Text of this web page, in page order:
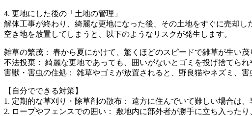
4. 更地にした後の「土地の管理」
解体工事が終わり、綺麗な更地になった後、その土地をすぐに売却
空き地を放置してしまうと、以下のようなリスクが発生します。
雑草の繁茂： 春から夏にかけて、驚くほどのスピードで雑草が生い
不法投棄： 綺麗な更地であっても、囲いがないとゴミを投げ捨てられ
害獣・害虫の住処： 雑草やゴミが放置されると、野良猫やネズミ、害
【自分でできる対策】
1. 定期的な草刈り・除草剤の散布： 遠方に住んでいて難しい場合は
2. ロープやフェンスでの囲い： 敷地内に部外者が勝手に立ち入った